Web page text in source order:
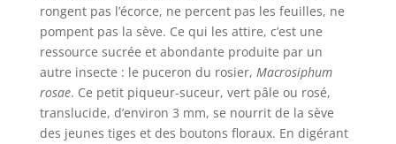
rongent pas l’écorce, ne percent pas les feuilles, ne
pompent pas la sève. Ce qui les attire, c’est une
ressource sucrée et abondante produite par un
autre insecte : le puceron du rosier, Macrosiphum
rosae. Ce petit piqueur-suceur, vert pâle ou rosé,
translucide, d’environ 3 mm, se nourrit de la sève
des jeunes tiges et des boutons floraux. En digérant